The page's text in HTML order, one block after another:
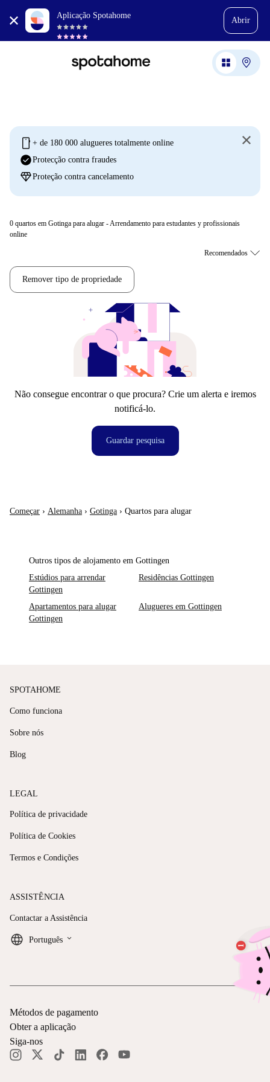
Aplicação Spotahome
Abrir
mobile + de 180 000 alugueres totalmente online
check_circleProtecção contra fraudes
diamondProteção contra cancelamento
0 quartos em Gotinga para alugar - Arrendamento para estudantes y profissionais
online
Remover tipo de propriedade
Não consegue encontrar o que procura? Crie um alerta e iremos
notificá-lo.
Guardar pesquisa
Começar › Alemanha › Gotinga › Quartos para alugar
Outros tipos de alojamento em Gottingen
Estúdios para arrendar
Gottingen
Residências Gottingen
Apartamentos para alugar
Gottingen
Alugueres em Gottingen
SPOTAHOME
Como funciona
Sobre nós
Blog
LEGAL
Política de privacidade
Política de Cookies
Termos e Condições
ASSISTÊNCIA
Contactar a Assistência
Português keyboard_arrow_down
Métodos de pagamento
Obter a aplicação
Siga-nos